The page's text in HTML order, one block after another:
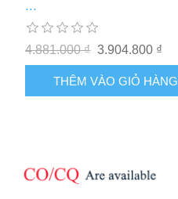
...
4.881.000 ₫ 3.904.800 ₫
THÊM VÀO GIỎ HÀNG